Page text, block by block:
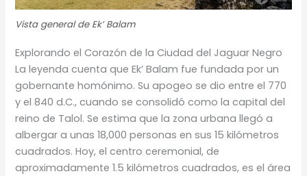
Vista general de Ek’ Balam
Explorando el Corazón de la Ciudad del Jaguar Negro
La leyenda cuenta que Ek’ Balam fue fundada por un
gobernante homónimo. Su apogeo se dio entre el 770
y el 840 d.C., cuando se consolidó como la capital del
reino de Talol. Se estima que la zona urbana llegó a
albergar a unas 18,000 personas en sus 15 kilómetros
cuadrados. Hoy, el centro ceremonial, de
aproximadamente 1.5 kilómetros cuadrados, es el área